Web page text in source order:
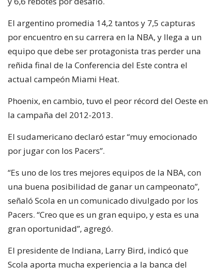
El argentino promedia 14,2 tantos y 7,5 capturas
por encuentro en su carrera en la NBA, y llega a un
equipo que debe ser protagonista tras perder una
reñida final de la Conferencia del Este contra el
actual campeón Miami Heat.
Phoenix, en cambio, tuvo el peor récord del Oeste en
la campaña del 2012-2013.
El sudamericano declaró estar “muy emocionado
por jugar con los Pacers”.
“Es uno de los tres mejores equipos de la NBA, con
una buena posibilidad de ganar un campeonato”,
señaló Scola en un comunicado divulgado por los
Pacers. “Creo que es un gran equipo, y esta es una
gran oportunidad”, agregó.
El presidente de Indiana, Larry Bird, indicó que
Scola aporta mucha experiencia a la banca del